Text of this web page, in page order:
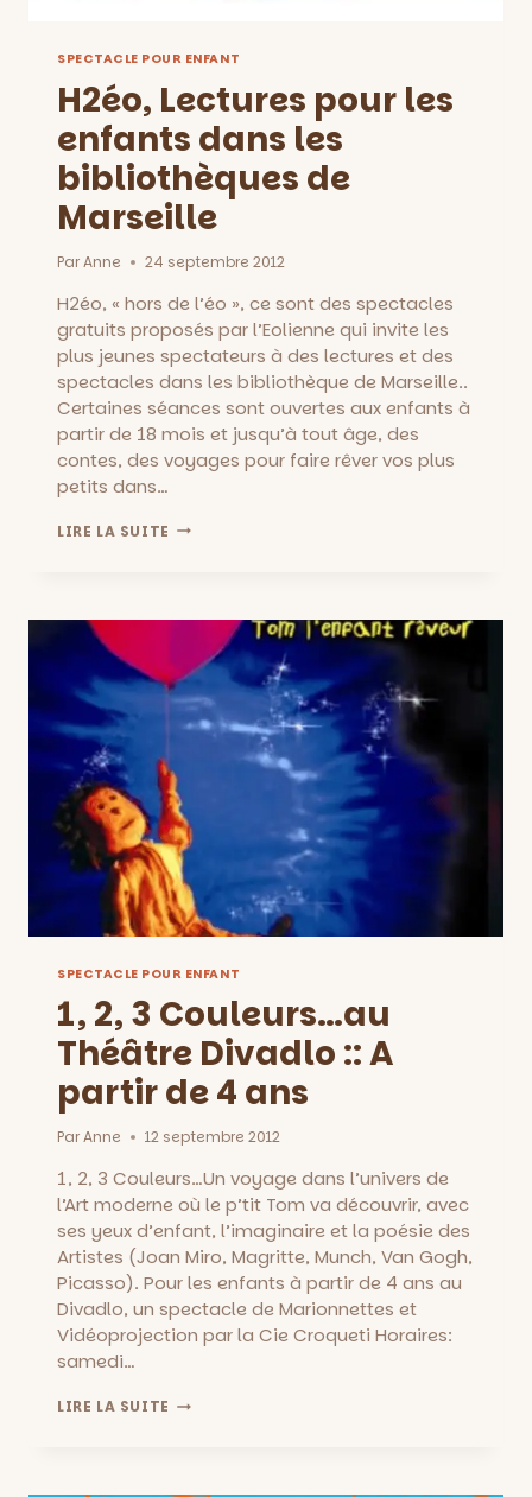
SPECTACLE POUR ENFANT
H2éo, Lectures pour les
enfants dans les
bibliothèques de
Marseille
ParAnne 24 septembre 2012
H2éo, « hors de l’éo », ce sont des spectacles
gratuits proposés par l’Eolienne qui invite les
plus jeunes spectateurs à des lectures et des
spectacles dans les bibliothèque de Marseille..
Certaines séances sont ouvertes aux enfants à
partir de 18 mois et jusqu’à tout âge, des
contes, des voyages pour faire rêver vos plus
petits dans…
LIRE LA SUITE H2ÉO,
BIBLIOTHÈQUES
DE
MARSEILLE
SPECTACLE POUR ENFANT
1, 2, 3 Couleurs…au
Théâtre Divadlo :: A
partir de 4 ans
ParAnne 12 septembre 2012
1, 2, 3 Couleurs…Un voyage dans l’univers de
l’Art moderne où le p’tit Tom va découvrir, avec
ses yeux d’enfant, l’imaginaire et la poésie des
Artistes (Joan Miro, Magritte, Munch, Van Gogh,
Picasso). Pour les enfants à partir de 4 ans au
Divadlo, un spectacle de Marionnettes et
Vidéoprojection par la Cie Croqueti Horaires:
samedi…
LIRE LA SUITE 1,